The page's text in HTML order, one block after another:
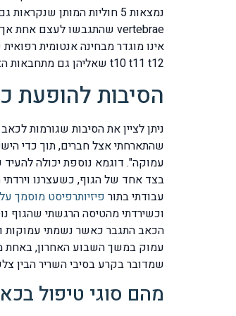
vertebrae שהתגבשו לעצם אחת אך
t10 t11 t12 שאליהן גם מתחבאות הצלעות מאחורנית ובונות את חלל בית החזה מלפנים.
הסיבות להופעת
ניתן לציין את הסיבות שגורמות
שהתארחתי אצל חברים, תוך כדי
עמוקה". דוגמא נוספת יכולה
בצד אחד של הגוף, כשעצרנו
עבודתי בתור פיזיותרפיסט מוסמך
וכשירדתי מהטיסה הרגשתי שהגוף
הכאב התגבר כאשר נשמתי עמוקות
עמוק במשך השבוע האחרון, באחת
שמדובר בקרע בסיבי השריר הבין
מהם סוגי טיפול